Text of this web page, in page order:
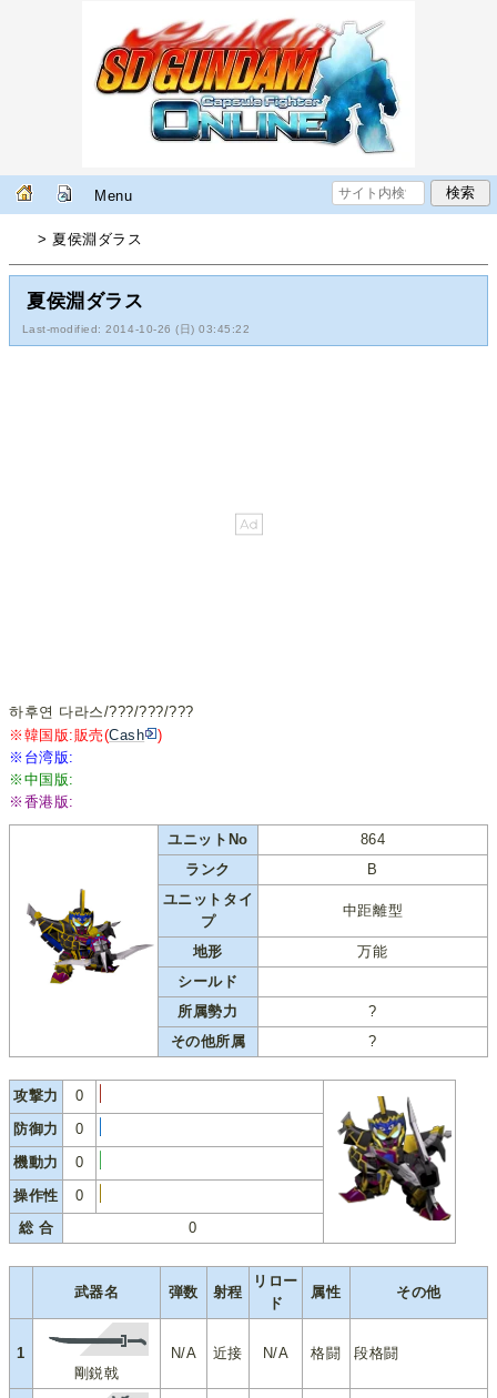
Menu
> 夏侯淵ダラス
夏侯淵ダラス
Last-modified: 2014-10-26 (日) 03:45:22
하후연 다라스/???/???/???
※韓国版:販売(Cash
)
※台湾版:
※中国版:
※香港版:
ユニットNo
864
ランク
B
ユニットタイ
プ
中距離型
地形
万能
シールド
所属勢力
?
その他所属
?
攻撃力
0
防御力
0
機動力
0
操作性
0
総 合
0
武器名 弾数 射程
リロー
ド
属性 その他
1
剛鋭戟
N/A 近接 N/A 格闘 段格闘